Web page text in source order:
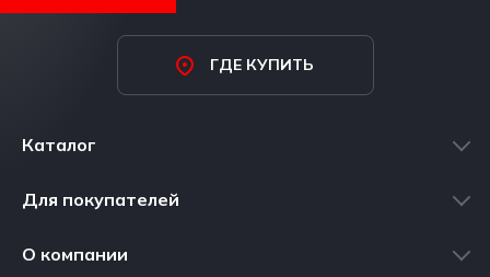
ГДЕ КУПИТЬ
Каталог
Морозильные камеры
Для покупателей
О компании